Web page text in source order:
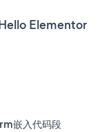
Elementor
嵌入代码段